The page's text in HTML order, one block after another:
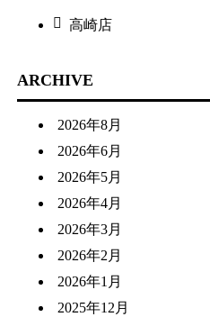
高崎店
ARCHIVE
2026年8月
2026年6月
2026年5月
2026年4月
2026年3月
2026年2月
2026年1月
2025年12月